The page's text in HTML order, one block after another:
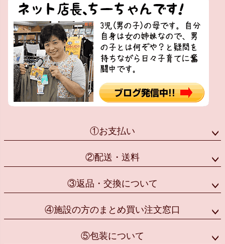
①お支払い
②配送・送料
③返品・交換について
④施設の方のまとめ買い注文窓口
⑤包装について